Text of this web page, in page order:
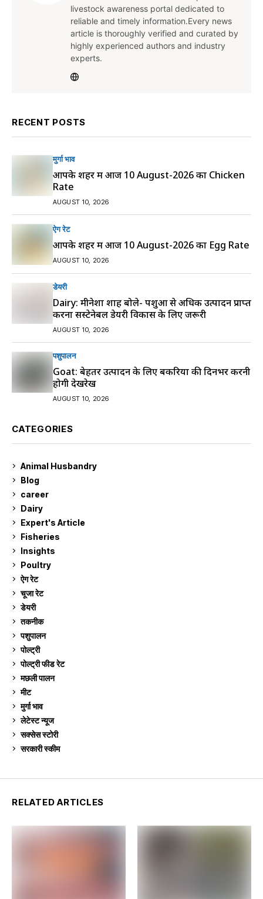
livestock awareness portal dedicated to
reliable and timely information.Every news
article is thoroughly verified and curated by
highly experienced authors and industry
experts.
RECENT POSTS
मुर्गा भाव
आपके शहर में आज 10 August-2026 का Chicken
Rate
AUGUST 10, 2026
ऐग रेट
आपके शहर में आज 10 August-2026 का Egg Rate
AUGUST 10, 2026
डेयरी
Dairy: मीनेशा शाह बोले- पशुओं से अधिक उत्पादन प्राप्त
करना सस्टेनेबल डेयरी विकास के लिए जरूरी
AUGUST 10, 2026
पशुपालन
Goat: बेहतर उत्पादन के लिए बकरियों की दिनभर करनी
होगी देखरेख
AUGUST 10, 2026
CATEGORIES
Animal Husbandry
Blog
career
Dairy
Expert's Article
Fisheries
Insights
Poultry
ऐग रेट
चूजा रेट
डेयरी
तकनीक
पशुपालन
पोल्ट्री
पोल्ट्री फीड रेट
मछली पालन
मीट
मुर्गा भाव
लेटेस्ट न्यूज
सक्सेस स्टो‍री
सरकारी स्की‍म
RELATED ARTICLES